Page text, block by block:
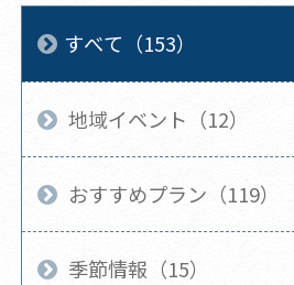
すべて（153）
地域イベント（12）
おすすめプラン（119）
季節情報（15）